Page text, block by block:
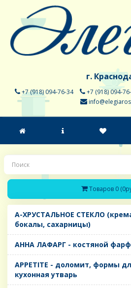
г.
+7 (918) 094-76-34 +7 (918) 094-
Товаров 0
A-ХРУСТАЛЬНОЕ СТЕКЛО
бокалы, сахарницы)
AHHA ЛАФАРГ - костяной
APPETITE - доломит, формы
кухонная утварь